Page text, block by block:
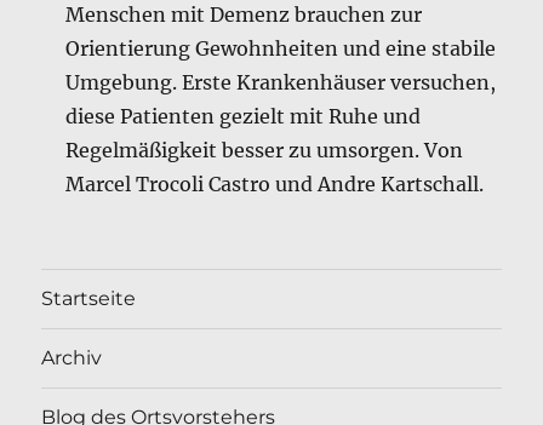
Menschen mit Demenz brauchen zur
Orientierung Gewohnheiten und eine stabile
Umgebung. Erste Krankenhäuser versuchen,
diese Patienten gezielt mit Ruhe und
Regelmäßigkeit besser zu umsorgen. Von
Marcel Trocoli Castro und Andre Kartschall.
Startseite
Archiv
Blog des Ortsvorstehers